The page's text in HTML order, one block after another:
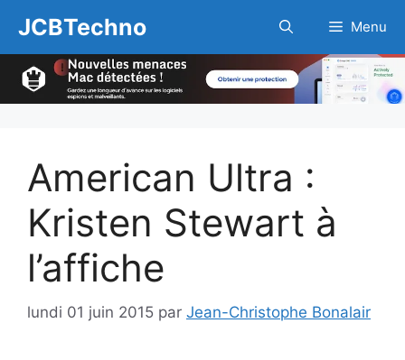
contenu
JCBTechno Menu
American Ultra :
Kristen Stewart à
l’affiche
lundi 01 juin 2015 par Jean-Christophe Bonalair